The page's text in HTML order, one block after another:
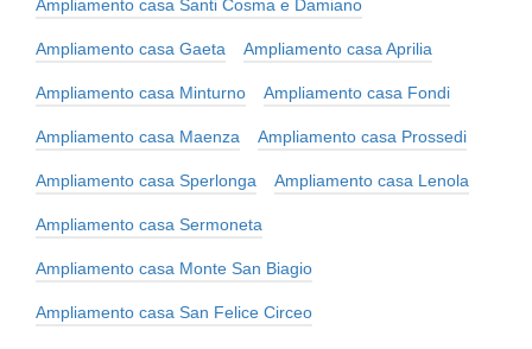
Ampliamento casa Santi Cosma e Damiano
Ampliamento casa Gaeta Ampliamento casa Aprilia
Ampliamento casa Minturno Ampliamento casa Fondi
Ampliamento casa Maenza Ampliamento casa Prossedi
Ampliamento casa Sperlonga Ampliamento casa Lenola
Ampliamento casa Sermoneta
Ampliamento casa Monte San Biagio
Ampliamento casa San Felice Circeo